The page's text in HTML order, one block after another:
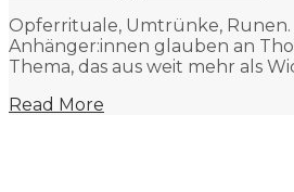
Opferrituale, Umtrünke,
Anhänger:innen glauben an
Thema, das aus weit mehr als
Read More